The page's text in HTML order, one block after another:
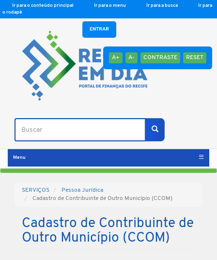
Ir para o conteúdo principal Ir para o menu Ir para a busca
Ir para
o rodapé
A+ A- CONTRASTE RESET
Buscar
Buscar
ENTRAR
Menu
SERVIÇOS
Pessoa Jurídica
Cadastro de Contribuinte de Outro Município (CCOM)
Cadastro de Contribuinte de
Outro Município (CCOM)